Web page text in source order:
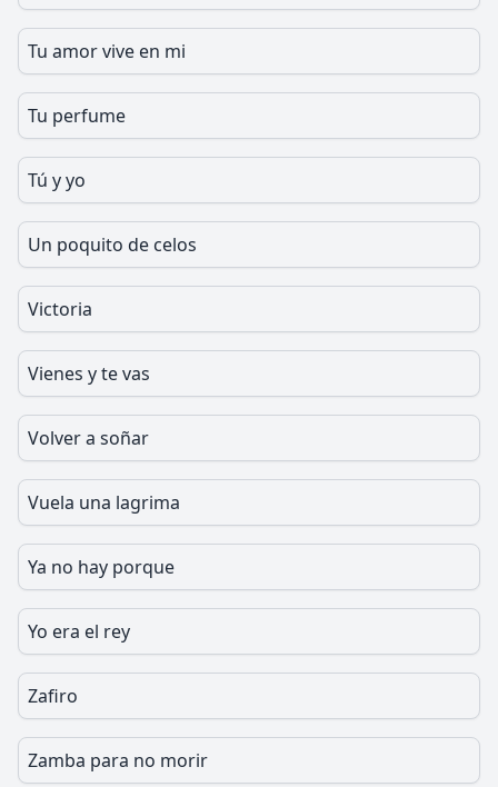
Tu amor vive en mi
Tu perfume
Tú y yo
Un poquito de celos
Victoria
Vienes y te vas
Volver a soñar
Vuela una lagrima
Ya no hay porque
Yo era el rey
Zafiro
Zamba para no morir